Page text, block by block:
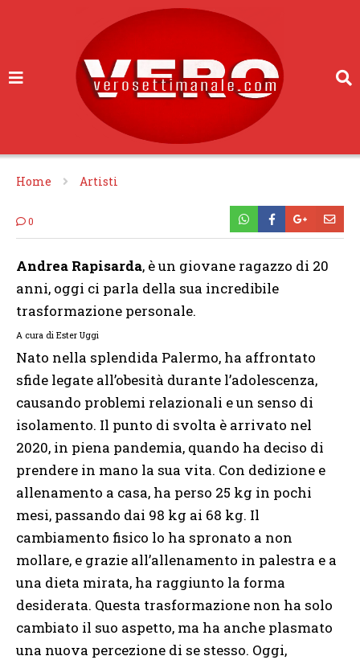
Home Artisti
0
Andrea Rapisarda, è un giovane ragazzo di 20
anni, oggi ci parla della sua incredibile
trasformazione personale.
A cura di Ester Uggi
Nato nella splendida Palermo, ha affrontato
sfide legate all’obesità durante l’adolescenza,
causando problemi relazionali e un senso di
isolamento. Il punto di svolta è arrivato nel
2020, in piena pandemia, quando ha deciso di
prendere in mano la sua vita. Con dedizione e
allenamento a casa, ha perso 25 kg in pochi
mesi, passando dai 98 kg ai 68 kg. Il
cambiamento fisico lo ha spronato a non
mollare, e grazie all’allenamento in palestra e a
una dieta mirata, ha raggiunto la forma
desiderata. Questa trasformazione non ha solo
cambiato il suo aspetto, ma ha anche plasmato
una nuova percezione di se stesso. Oggi,